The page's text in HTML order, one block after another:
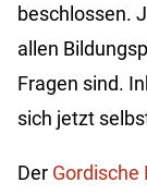
beschlossen.
allen
Fragen sind.
sich jetzt
Der Gordische